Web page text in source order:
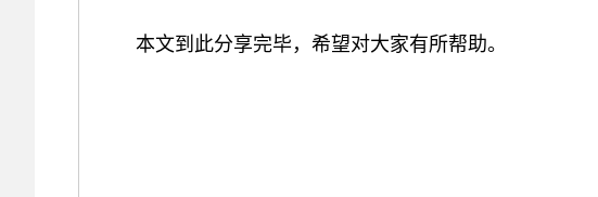
本文到此分享完毕，希望对大家有所帮助。